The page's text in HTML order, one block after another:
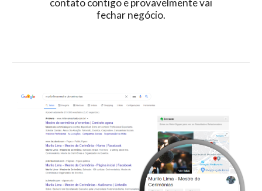
fechar negócio.